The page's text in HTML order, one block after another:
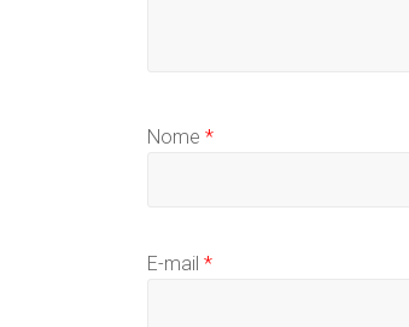
Nome *
E-mail *